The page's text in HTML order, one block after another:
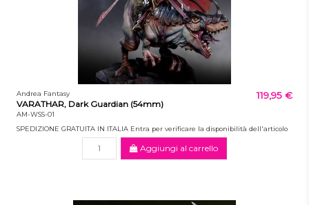
Andrea Fantasy
VARATHAR, Dark Guardian (54mm)
AM-WSS-01
119,95 €
SPEDIZIONE GRATUITA IN ITALIA Entra per verificare la disponibilità dell'articolo
Aggiungi al carrello